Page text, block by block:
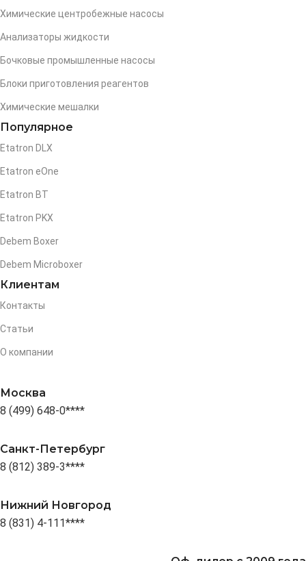
Химические центробежные насосы
Анализаторы жидкости
Бочковые промышленные насосы
Блоки приготовления реагентов
Химические мешалки
Популярное
Etatron DLX
Etatron eOne
Etatron BT
Etatron PKX
Debem Boxer
Debem Microboxer
Клиентам
Контакты
Статьи
О компании
Москва
8 (499) 648-0****
Санкт-Петербург
8 (812) 389-3****
Нижний Новгород
8 (831) 4-111****